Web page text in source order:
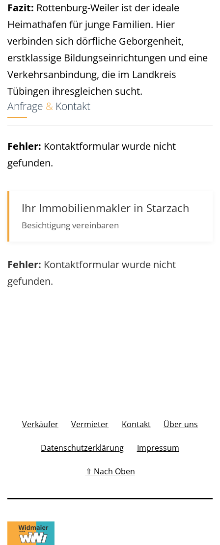
Fazit: Rottenburg-Weiler ist der ideale
Heimathafen für junge Familien. Hier
verbinden sich dörfliche Geborgenheit,
erstklassige Bildungseinrichtungen und eine
Verkehrsanbindung, die im Landkreis
Tübingen ihresgleichen sucht.
Anfrage & Kontakt
Fehler: Kontaktformular wurde nicht
gefunden.
Ihr Immobilienmakler in Starzach
Besichtigung vereinbaren
Fehler: Kontaktformular wurde nicht
gefunden.
Verkäufer Vermieter Kontakt Über uns
Datenschutzerklärung Impressum
⇧ Nach Oben